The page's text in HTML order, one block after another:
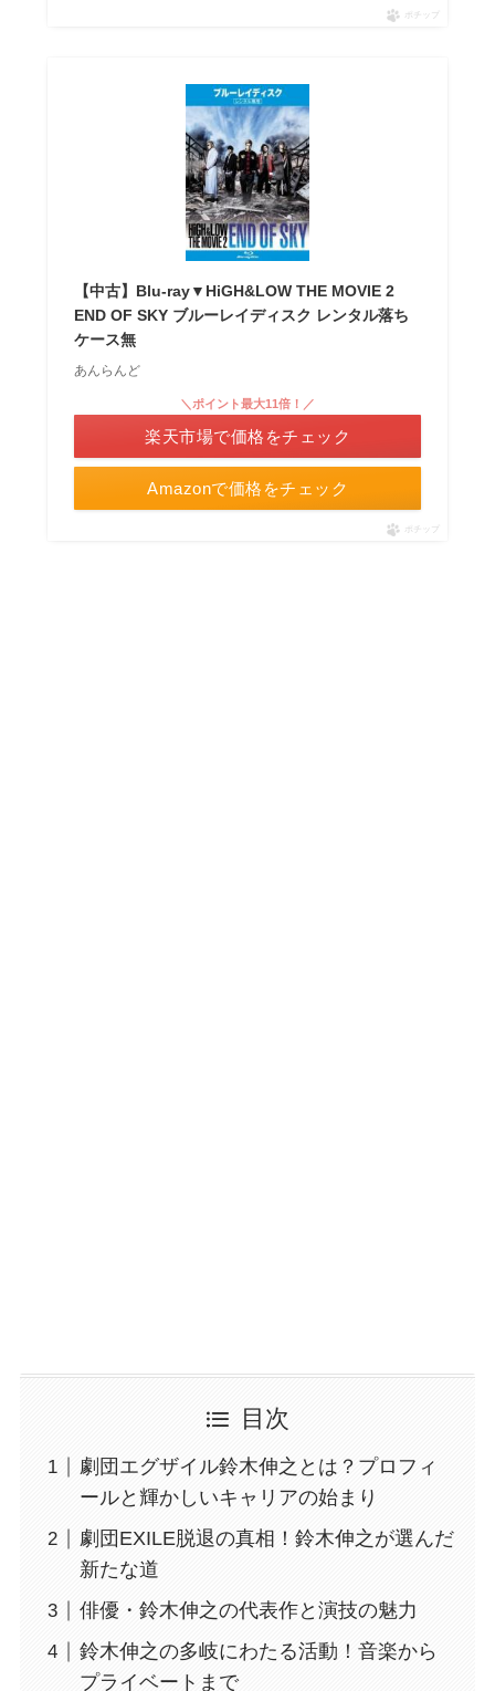
ポチップ
【中古】Blu-ray▼HiGH&LOW THE MOVIE 2
END OF SKY ブルーレイディスク レンタル落ち
ケース無
あんらんど
Amazonで価格をチェック
＼ポイント最大11倍！／
楽天市場で価格をチェック
ポチップ
目次
劇団エグザイル鈴木伸之とは？プロフィ
ールと輝かしいキャリアの始まり
劇団EXILE脱退の真相！鈴木伸之が選んだ
新たな道
俳優・鈴木伸之の代表作と演技の魅力
鈴木伸之の多岐にわたる活動！音楽から
プライベートまで